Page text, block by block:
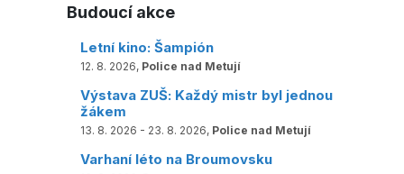
Budoucí akce
Letní kino: Šampión
12. 8. 2026, Police nad Metují
Výstava ZUŠ: Každý mistr byl jednou
žákem
13. 8. 2026 - 23. 8. 2026, Police nad Metují
Varhaní léto na Broumovsku